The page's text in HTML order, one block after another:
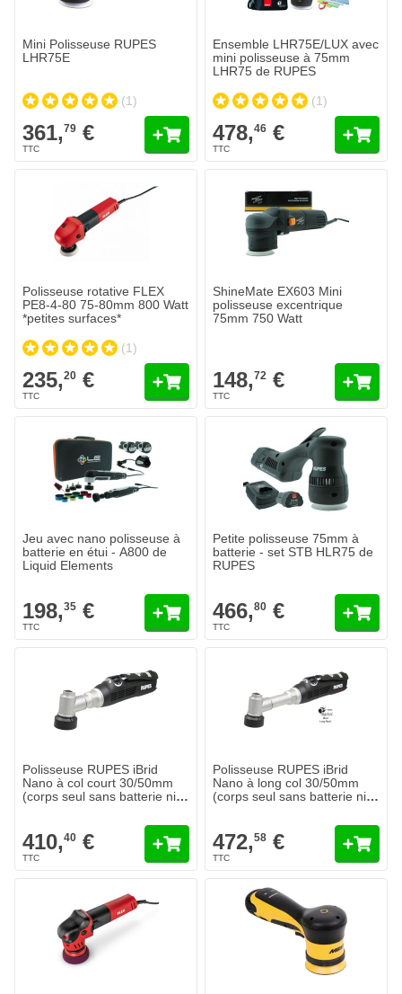
Mini Polisseuse RUPES
LHR75E
(1)
361,79 €
Ensemble LHR75E/LUX avec
mini polisseuse à 75mm
LHR75 de RUPES
(1)
478,46 €
Polisseuse rotative FLEX
PE8-4-80 75-80mm 800 Watt
*petites surfaces*
(1)
235,20 €
ShineMate EX603 Mini
polisseuse excentrique
75mm 750 Watt
148,72 €
Jeu avec nano polisseuse à
batterie en étui - A800 de
Liquid Elements
198,35 €
Petite polisseuse 75mm à
batterie - set STB HLR75 de
RUPES
466,80 €
Polisseuse RUPES iBrid
Nano à col court 30/50mm
(corps seul sans batterie ni
410,40 €
Polisseuse RUPES iBrid
Nano à long col 30/50mm
(corps seul sans batterie ni
472,58 €